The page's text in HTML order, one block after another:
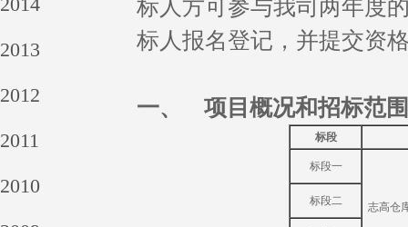
2013
2012
2011
2010
标人方可参与我司两年度
标人报名登记，并提交资
一、 项目概况和招标范围
标段
标段一
志高仓
标段二